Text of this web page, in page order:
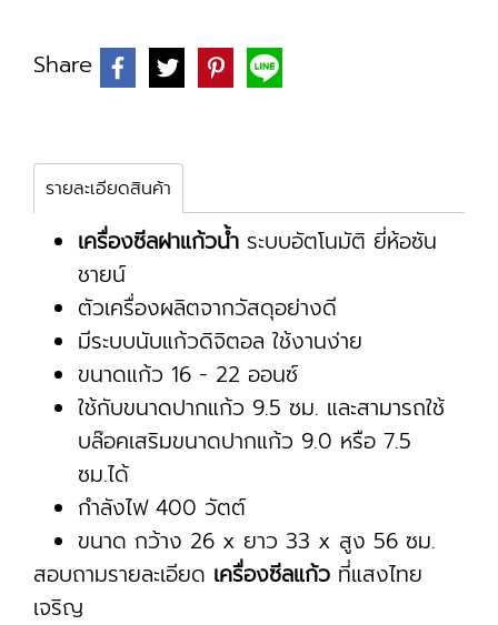
Share
รายละเอียดสินค้า
เครื่องซีลฝาแก้วน้ำ ระบบอัตโนมัติ ยี่ห้อซัน
ชายน์
ตัวเครื่องผลิตจากวัสดุอย่างดี
มีระบบนับแก้วดิจิตอล ใช้งานง่าย
ขนาดแก้ว 16 - 22 ออนซ์
ใช้กับขนาดปากแก้ว 9.5 ซม. และสามารถใช้
บล๊อคเสริมขนาดปากแก้ว 9.0 หรือ 7.5
ซม.ได้
กำลังไฟ 400 วัตต์
ขนาด กว้าง 26 x ยาว 33 x สูง 56 ซม.
สอบถามรายละเอียด เครื่องซีลแก้ว ที่แสงไทย
เจริญ